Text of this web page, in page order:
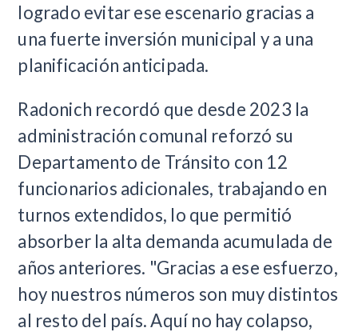
logrado evitar ese escenario gracias a
una fuerte inversión municipal y a una
planificación anticipada.
Radonich recordó que desde 2023 la
administración comunal reforzó su
Departamento de Tránsito con 12
funcionarios adicionales, trabajando en
turnos extendidos, lo que permitió
absorber la alta demanda acumulada de
años anteriores. "Gracias a ese esfuerzo,
hoy nuestros números son muy distintos
al resto del país. Aquí no hay colapso,